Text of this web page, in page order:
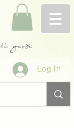
garða
Log In